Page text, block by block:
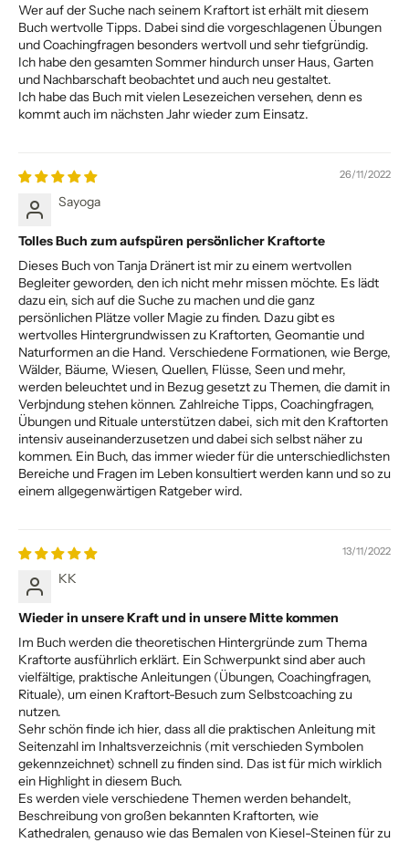
Wer auf der Suche nach seinem Kraftort ist erhält mit diesem
Buch wertvolle Tipps. Dabei sind die vorgeschlagenen Übungen
und Coachingfragen besonders wertvoll und sehr tiefgründig.
Ich habe den gesamten Sommer hindurch unser Haus, Garten
und Nachbarschaft beobachtet und auch neu gestaltet.
Ich habe das Buch mit vielen Lesezeichen versehen, denn es
kommt auch im nächsten Jahr wieder zum Einsatz.
26/11/2022
Sayoga
Tolles Buch zum aufspüren persönlicher Kraftorte
Dieses Buch von Tanja Dränert ist mir zu einem wertvollen
Begleiter geworden, den ich nicht mehr missen möchte. Es lädt
dazu ein, sich auf die Suche zu machen und die ganz
persönlichen Plätze voller Magie zu finden. Dazu gibt es
wertvolles Hintergrundwissen zu Kraftorten, Geomantie und
Naturformen an die Hand. Verschiedene Formationen, wie Berge,
Wälder, Bäume, Wiesen, Quellen, Flüsse, Seen und mehr,
werden beleuchtet und in Bezug gesetzt zu Themen, die damit in
Verbjndung stehen können. Zahlreiche Tipps, Coachingfragen,
Übungen und Rituale unterstützen dabei, sich mit den Kraftorten
intensiv auseinanderzusetzen und dabei sich selbst näher zu
kommen. Ein Buch, das immer wieder für die unterschiedlichsten
Bereiche und Fragen im Leben konsultiert werden kann und so zu
einem allgegenwärtigen Ratgeber wird.
13/11/2022
KK
Wieder in unsere Kraft und in unsere Mitte kommen
Im Buch werden die theoretischen Hintergründe zum Thema
Kraftorte ausführlich erklärt. Ein Schwerpunkt sind aber auch
vielfältige, praktische Anleitungen (Übungen, Coachingfragen,
Rituale), um einen Kraftort-Besuch zum Selbstcoaching zu
nutzen.
Sehr schön finde ich hier, dass all die praktischen Anleitung mit
Seitenzahl im Inhaltsverzeichnis (mit verschieden Symbolen
gekennzeichnet) schnell zu finden sind. Das ist für mich wirklich
ein Highlight in diesem Buch.
Es werden viele verschiedene Themen werden behandelt,
Beschreibung von großen bekannten Kraftorten, wie
Kathedralen, genauso wie das Bemalen von Kiesel-Steinen für zu